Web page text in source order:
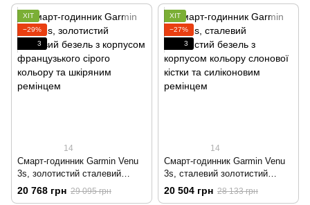
ХІТ
−29%
3
14
Смарт-годинник Garmin Venu
3s, золотистий сталевий
безель з корпусом
французького сірого кольору
20 768 грн 29 095 грн
ХІТ
−27%
3
14
Смарт-годинник Garmin Venu
3s, сталевий золотистий
безель з корпусом кольору
слонової кістки та
20 504 грн 28 133 грн